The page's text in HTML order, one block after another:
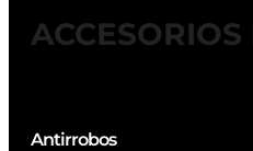
Antirrobos